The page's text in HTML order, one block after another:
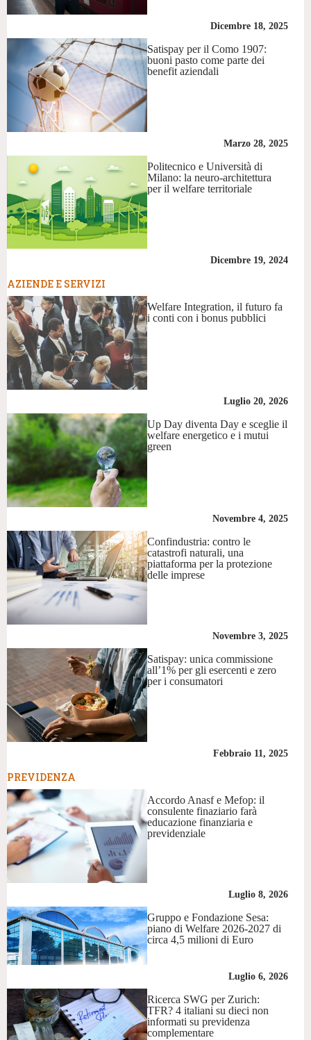
Dicembre 18, 2025
Satispay per il Como 1907:
buoni pasto come parte dei
benefit aziendali
Marzo 28, 2025
Politecnico e Università di
Milano: la neuro-architettura
per il welfare territoriale
Dicembre 19, 2024
AZIENDE E SERVIZI
Welfare Integration, il futuro fa
i conti con i bonus pubblici
Luglio 20, 2026
Up Day diventa Day e sceglie il
welfare energetico e i mutui
green
Novembre 4, 2025
Confindustria: contro le
catastrofi naturali, una
piattaforma per la protezione
delle imprese
Novembre 3, 2025
Satispay: unica commissione
all’1% per gli esercenti e zero
per i consumatori
Febbraio 11, 2025
PREVIDENZA
Accordo Anasf e Mefop: il
consulente finaziario farà
educazione finanziaria e
previdenziale
Luglio 8, 2026
Gruppo e Fondazione Sesa:
piano di Welfare 2026-2027 di
circa 4,5 milioni di Euro
Luglio 6, 2026
Ricerca SWG per Zurich:
TFR? 4 italiani su dieci non
informati su previdenza
complementare